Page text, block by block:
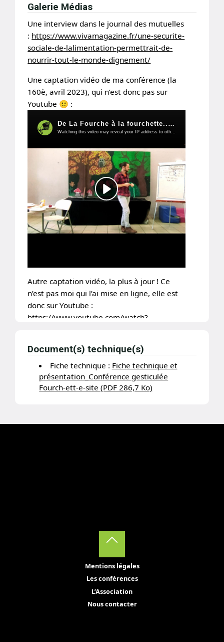
professionnelles au sein de la
Confédération paysanne sur ces
questions, la découverte de la
thématique de l'alimentation et de
l'enjeu de démocratie alimentaire a
poussé Mathieu a écrire une deuxième
travail sur le projet de"Sécurité
sociale de l'alimentation", qui a été
construit avec le groupe Agricultures et
Souveraineté Alimentaire d'Ingénieurs
sans frontières et des échanges avec
d'autres organisations comme Réseau
salariat et Réseau civam. Une belle
mise en avant de l'intérêt du
fonctionnement originel de la Sécurité
sociale (universalité de l'accès,
financement par cotisation,
conventionnement démocratique de la
production) pour penser une maîtrise
démocratique d'un secteur
économique. Il s'est ensuite lancé dans
l'on retrouve à ce lien :Sécurité sociale
de l'alimentation
Galerie Médias
Une interview dans le journal des mutuelles
: https://www.vivamagazine.fr/une-securite-
sociale-de-lalimentation-permettrait-de-
nourrir-tout-le-monde-dignement/
Une captation vidéo de ma conférence (la
160è, avril 2023), qui n’est donc pas sur
Youtube 🙂 :
Autre captation vidéo, la plus à jour ! Ce
n’est pas moi qui l’ai mise en ligne, elle est
donc sur Youtube :
https://www.youtube.com/watch?
Quelques photos :
Document(s) technique(s)
Fiche technique : Fiche technique et
présentation_Conférence gesticulée
Fourch-ett-e-site (PDF 286,7 Ko)
Mentions légales
Les conférences
L’Association
Nous contacter
Back
to
Top